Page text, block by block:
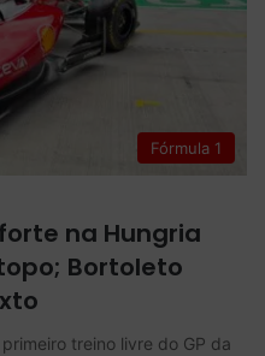
Fórmula 1
na Hungria
Bortoleto
treino livre do GP da